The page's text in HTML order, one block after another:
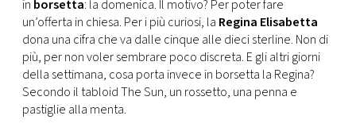
in borsetta: la domenica. Il motivo? Per poter fare
un’offerta in chiesa. Per i più curiosi, la Regina Elisabetta
dona una cifra che va dalle cinque alle dieci sterline. Non di
più, per non voler sembrare poco discreta. E gli altri giorni
della settimana, cosa porta invece in borsetta la Regina?
Secondo il tabloid The Sun, un rossetto, una penna e
pastiglie alla menta.